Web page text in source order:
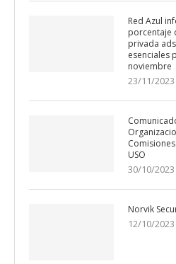
Red Azul
porcentaje
privada
esenciales
noviembre
23/11/2023
USO
30/10/2023
Norvik
12/10/2023